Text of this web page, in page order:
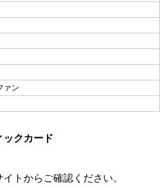
ァン
クカード
トからご確認ください。